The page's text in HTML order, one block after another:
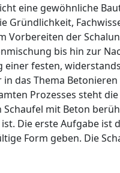
eine gewöhnliche
Gründlichkeit,
Vorbereiten der
bis hin zur
einer festen,
das Thema
Prozesses steht
mit Beton
Die erste Aufgabe ist
Form geben. Die